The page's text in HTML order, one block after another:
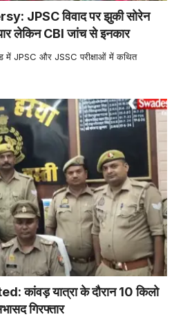
JPSC विवाद पर झुकी सोरेन
लेकिन CBI जांच से इनकार
JPSC और JSSC परीक्षाओं में कथित
यात्रा के दौरान 10 किलो
गिरफ्तार